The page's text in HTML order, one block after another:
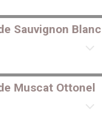
Sauvignon Blanc
Muscat Ottonel